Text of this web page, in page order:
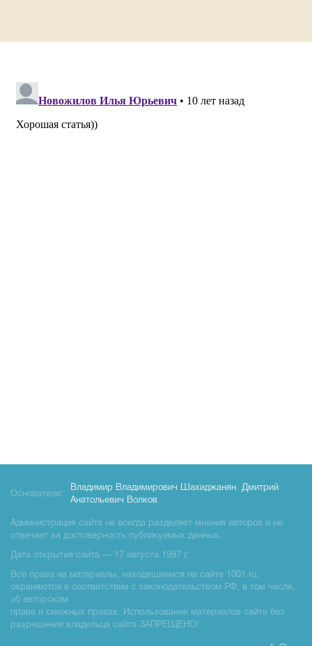
Основатели:
Владимир Владимирович Шахиджанян, Дмитрий
Анатольевич Волков
Администрация сайта не всегда разделяет мнения авторов и не
отвечает за достоверность публикуемых данных.
Дата открытия сайта — 17 августа 1997 г.
Все права на материалы, находящиемся на сайте 1001.ru,
охраняются в соответствии с законодательством РФ, в том числе,
об авторском
праве и смежных правах. Использование материалов сайте без
разрешения владельца сайта ЗАПРЕЩЕНО!